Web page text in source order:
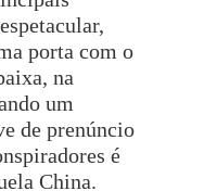
porta com o
na
um
de prenúncio
é
China.